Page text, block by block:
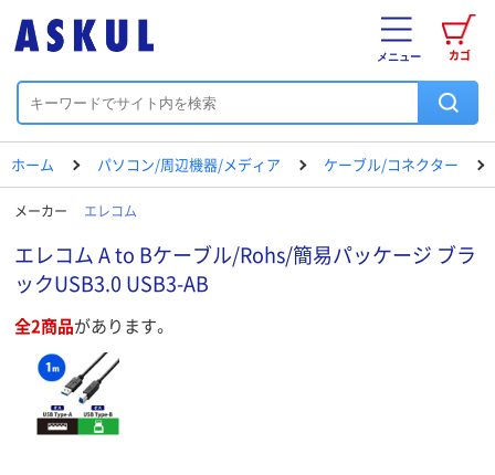
カゴ
メニュー
ホーム パソコン/周辺機器/メディア ケーブル/コネクター
メーカー エレコム
エレコム A to Bケーブル/Rohs/簡易パッケージ ブラ
ックUSB3.0 USB3-AB
全2商品があります。